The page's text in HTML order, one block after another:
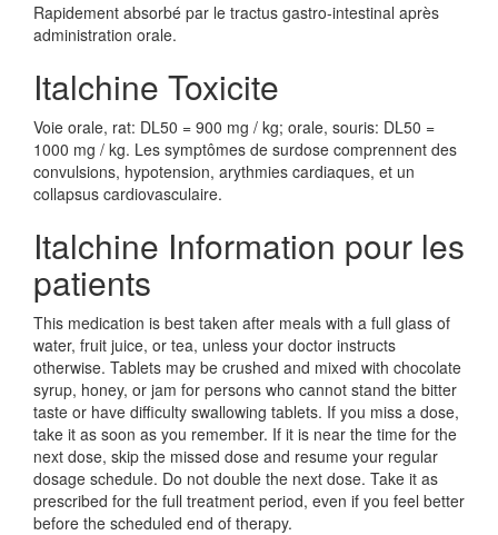
Rapidement absorbé par le tractus gastro-intestinal après
administration orale.
Italchine Toxicite
Voie orale, rat: DL50 = 900 mg / kg; orale, souris: DL50 =
1000 mg / kg. Les symptômes de surdose comprennent des
convulsions, hypotension, arythmies cardiaques, et un
collapsus cardiovasculaire.
Italchine Information pour les
patients
This medication is best taken after meals with a full glass of
water, fruit juice, or tea, unless your doctor instructs
otherwise. Tablets may be crushed and mixed with chocolate
syrup, honey, or jam for persons who cannot stand the bitter
taste or have difficulty swallowing tablets. If you miss a dose,
take it as soon as you remember. If it is near the time for the
next dose, skip the missed dose and resume your regular
dosage schedule. Do not double the next dose. Take it as
prescribed for the full treatment period, even if you feel better
before the scheduled end of therapy.